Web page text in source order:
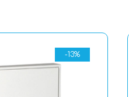
-13%